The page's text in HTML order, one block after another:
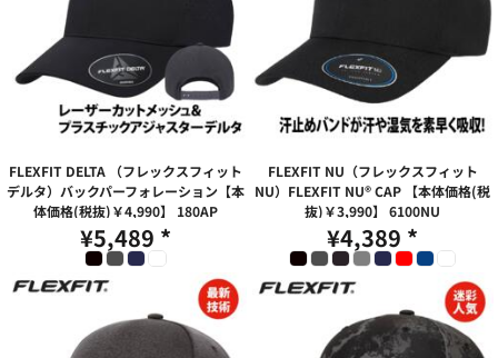
FLEXFIT DELTA （フレックスフィット
デルタ）バックパーフォレーション【本
体価格(税抜)￥4,990】
180AP
¥5,489 *
FLEXFIT NU（フレックスフィット
NU）FLEXFIT NU® CAP 【本体価格(税
抜)￥3,990】
6100NU
¥4,389 *